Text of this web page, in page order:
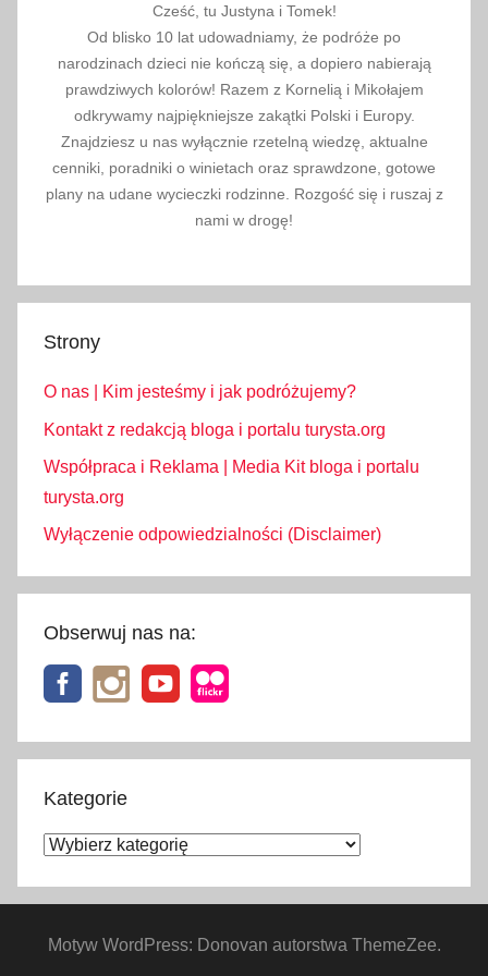
Cześć, tu Justyna i Tomek!
Od blisko 10 lat udowadniamy, że podróże po
narodzinach dzieci nie kończą się, a dopiero nabierają
prawdziwych kolorów! Razem z Kornelią i Mikołajem
odkrywamy najpiękniejsze zakątki Polski i Europy.
Znajdziesz u nas wyłącznie rzetelną wiedzę, aktualne
cenniki, poradniki o winietach oraz sprawdzone, gotowe
plany na udane wycieczki rodzinne. Rozgość się i ruszaj z
nami w drogę!
Strony
O nas | Kim jesteśmy i jak podróżujemy?
Kontakt z redakcją bloga i portalu turysta.org
Współpraca i Reklama | Media Kit bloga i portalu
turysta.org
Wyłączenie odpowiedzialności (Disclaimer)
Obserwuj nas na:
Kategorie
Kategorie
Motyw WordPress: Donovan autorstwa ThemeZee.